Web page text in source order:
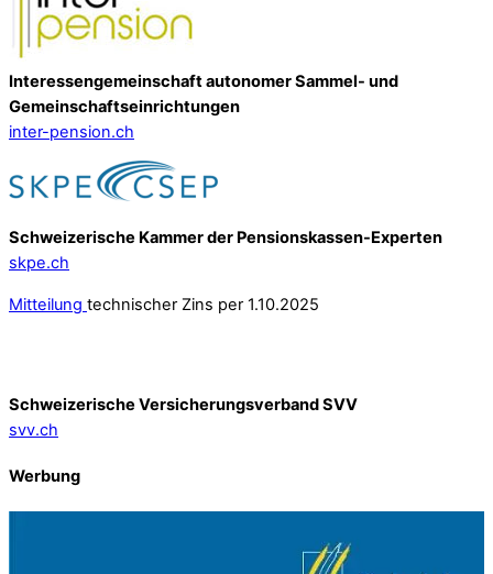
Interessengemeinschaft autonomer Sammel- und
Gemeinschafts­einrichtungen
inter-pension.ch
Schweizerische Kammer der Pensionskassen-Experten
skpe.ch
Mitteilung technischer Zins per 1.10.2025
Schweizerische Versicherungsverband SVV
svv.ch
Werbung